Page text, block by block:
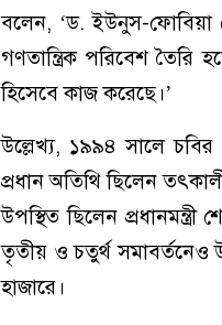
বলেন, ‘ড. ইউনুস-
গণতান্ত্রিক পরিবেশ
হিসেবে কাজ করেছে।’
উল্লেখ্য, ১৯৯৪ সালে চবির
প্রধান অতিথি ছিলেন
উপস্থিত ছিলেন
তৃতীয় ও চতুর্থ সমাবর্তনেও
হাজারে।